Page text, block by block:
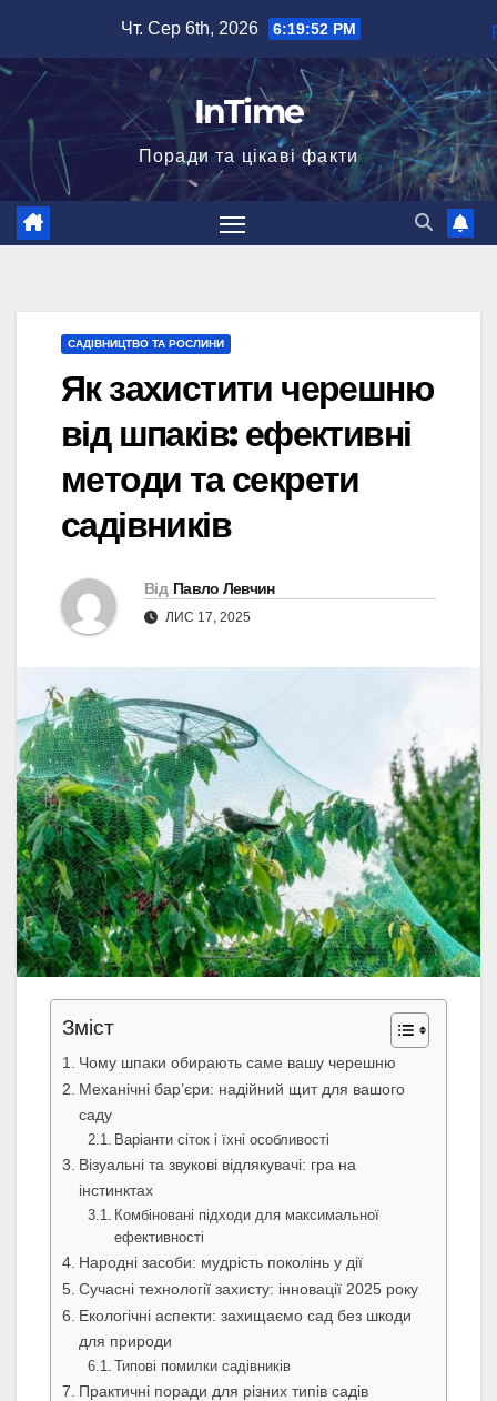
вмісту
Чт. Сер 6th, 2026 6:19:53 PM
InTime
Поради та цікаві факти
САДІВНИЦТВО ТА РОСЛИНИ
Як захистити черешню
від шпаків: ефективні
методи та секрети
садівників
Від Павло Левчин
ЛИС 17, 2025
Зміст
Чому шпаки обирають саме вашу черешню
Механічні бар’єри: надійний щит для вашого
саду
Варіанти сіток і їхні особливості
Візуальні та звукові відлякувачі: гра на
інстинктах
Комбіновані підходи для максимальної
ефективності
Народні засоби: мудрість поколінь у дії
Сучасні технології захисту: інновації 2025 року
Екологічні аспекти: захищаємо сад без шкоди
для природи
Типові помилки садівників
Практичні поради для різних типів садів